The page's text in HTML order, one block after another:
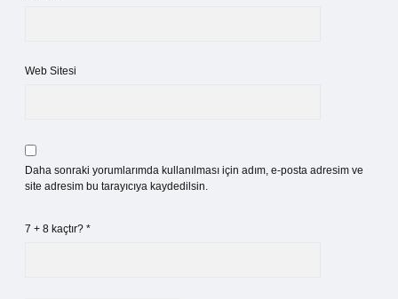
Web Sitesi
Daha sonraki yorumlarımda kullanılması için adım, e-posta adresim ve
site adresim bu tarayıcıya kaydedilsin.
7 + 8 kaçtır? *